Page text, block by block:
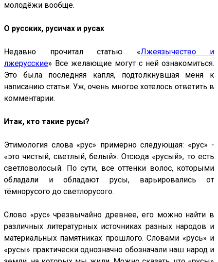
молодёжи вообще.
О русских, русичах и русах
Недавно прочитал статью «Лжеязычество и
лжерусские» Все желающие могут с ней ознакомиться.
Это была последняя капля, подтолкнувшая меня к
написанию статьи. Уж, очень многое хотелось ответить в
комментарии.
Итак, кто такие русы?
Этимология слова «рус» примерно следующая: «рус» -
«это чистый, светлый, белый». Отсюда «русый», то есть
светловолосый. По сути, все оттенки волос, которыми
обладали и обладают русы, варьировались от
тёмнорусого до светлорусого.
Слово «рус» чрезвычайно древнее, его можно найти в
различных литературных источниках разных народов и
материальных памятниках прошлого. Словами «русь» и
«русы» практически однозначно обозначали наш народ и